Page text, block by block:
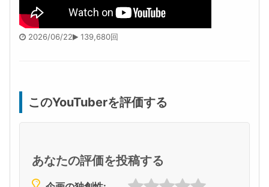
2026/06/22 139,680回
このYouTuberを評価する
あなたの評価を投稿する